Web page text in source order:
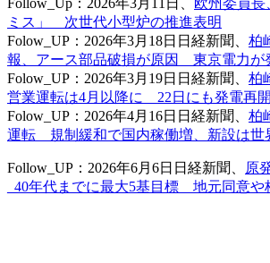
Follow_Up：2026年3月11日、 欧州委員長
ミス」 次世代小型炉の推進表明
Folow_UP：2026年3月18日日経新聞、 柏
報、アース部品破損が原因 東京電力が
Folow_UP：2026年3月19日日経新聞、 柏
営業運転は4月以降に 22日にも発電再開
Folow_UP：2026年4月16日日経新聞、 柏
運転 規制緩和で国内稼働増、新設は世
Follow_UP：2026年6月6日日経新聞、
原
_40年代までに最大5基目標 地元同意や